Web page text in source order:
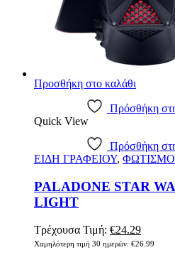
Προσθήκη στο καλάθι
Πρόσθήκη
Quick View
Πρόσθήκη
ΕΙΔΗ ΓΡΑΦΕΙΟΥ,
PALADONE STAR
LIGHT
Τρέχουσα Τιμή: €24.29
Χαμηλότερη τιμή 30 ημερών: €26.99